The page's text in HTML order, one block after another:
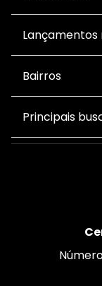
Lançamentos
Bairros
Principais